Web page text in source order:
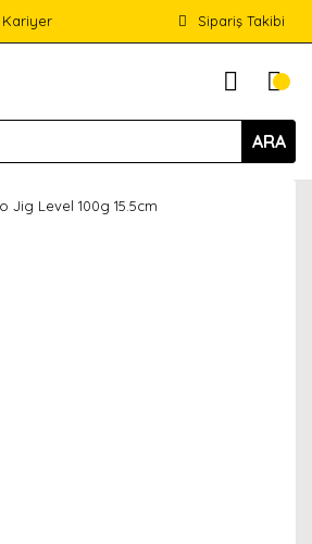
Kariyer Sipariş Takibi
ARA